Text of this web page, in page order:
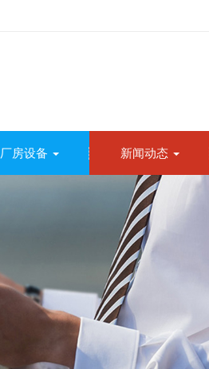
厂房设备 新闻动态